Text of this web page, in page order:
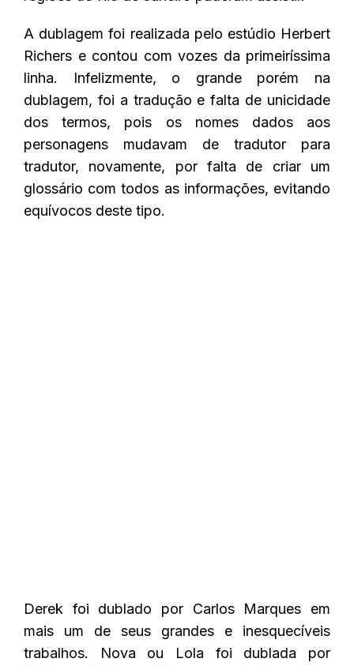
A dublagem foi realizada pelo estúdio Herbert
Richers e contou com vozes da primeiríssima
linha. Infelizmente, o grande porém na
dublagem, foi a tradução e falta de unicidade
dos termos, pois os nomes dados aos
personagens mudavam de tradutor para
tradutor, novamente, por falta de criar um
glossário com todos as informações, evitando
equívocos deste tipo.
Derek foi dublado por Carlos Marques em
mais um de seus grandes e inesquecíveis
trabalhos. Nova ou Lola foi dublada por